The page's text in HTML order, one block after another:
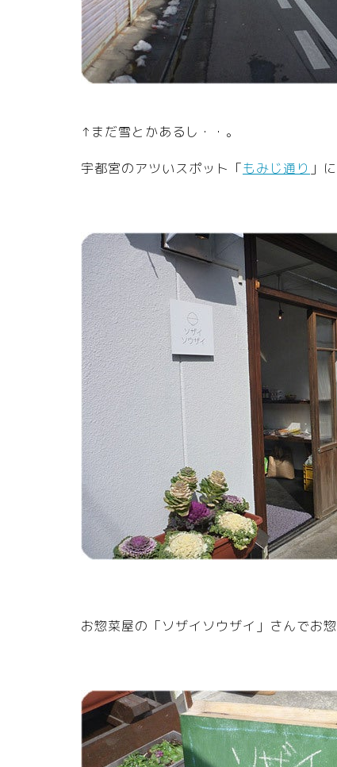
↑まだ雪とかあるし・・。
宇都宮のアツいスポット「もみじ通り 」
お惣菜屋の「ソザイソウザイ」さんでお